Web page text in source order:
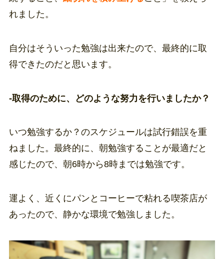
れました。
自分はそういった勉強は出来たので、最終的に取
得できたのだと思います。
-取得のために、どのような努力を行いましたか？
いつ勉強するか？のスケジュールは試行錯誤を重
ねました。最終的に、朝勉強することが最適だと
感じたので、朝6時から8時までは勉強です。
運よく、近くにパンとコーヒーで粘れる喫茶店が
あったので、静かな環境で勉強しました。